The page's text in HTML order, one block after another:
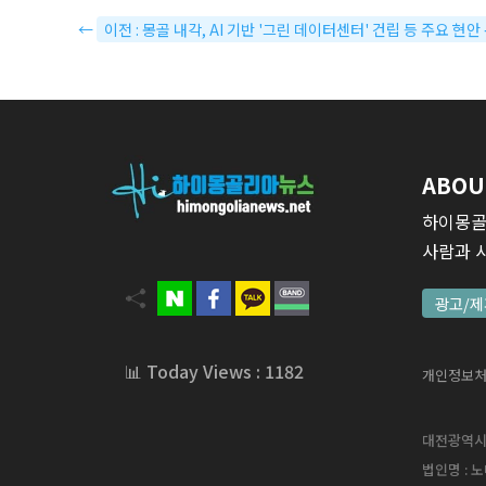
← 이전 : 몽골 내각, AI 기반 '그린 데이터센터' 건립 등 주요 현안
📊 Today Views : 1182
하이몽
사람과
광고/
개인정보
대전광역
법인명 :